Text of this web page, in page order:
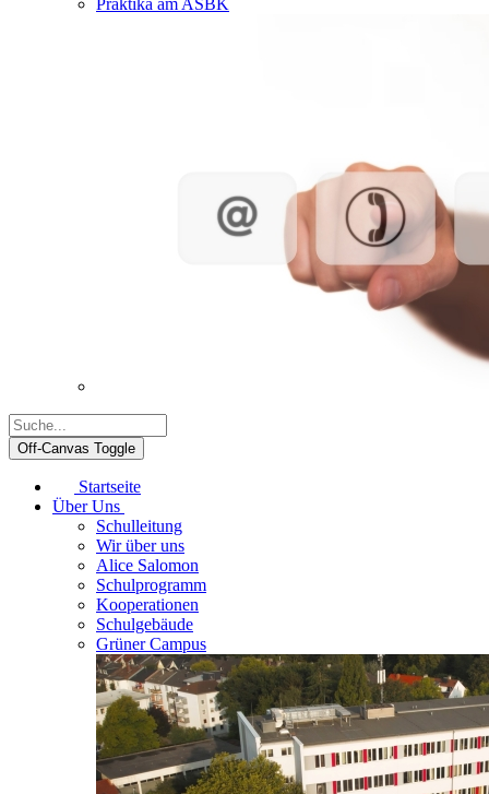
Praktika am ASBK
Off-Canvas Toggle
Startseite
Über Uns
Schulleitung
Wir über uns
Alice Salomon
Schulprogramm
Kooperationen
Schulgebäude
Grüner Campus